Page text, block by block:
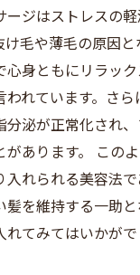
ージはストレスの
け毛や薄毛の原因
心身ともにリラッ
われています。さ
分泌が正常化され
があります。 この
入れられる美容法
髪を維持する一助
れてみてはいかがで